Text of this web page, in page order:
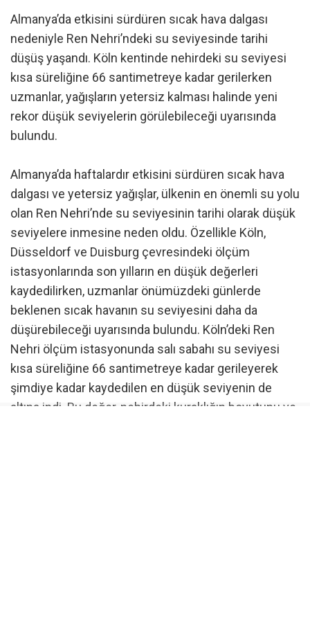
Almanya’da etkisini sürdüren sıcak hava dalgası
nedeniyle Ren Nehri’ndeki su seviyesinde tarihi
düşüş yaşandı. Köln kentinde nehirdeki su seviyesi
kısa süreliğine 66 santimetreye kadar gerilerken
uzmanlar, yağışların yetersiz kalması halinde yeni
rekor düşük seviyelerin görülebileceği uyarısında
bulundu.
Almanya’da haftalardır etkisini sürdüren sıcak hava
dalgası ve yetersiz yağışlar, ülkenin en önemli su yolu
olan Ren Nehri’nde su seviyesinin tarihi olarak düşük
seviyelere inmesine neden oldu. Özellikle Köln,
Düsseldorf ve Duisburg çevresindeki ölçüm
istasyonlarında son yılların en düşük değerleri
kaydedilirken, uzmanlar önümüzdeki günlerde
beklenen sıcak havanın su seviyesini daha da
düşürebileceği uyarısında bulundu. Köln’deki Ren
Nehri ölçüm istasyonunda salı sabahı su seviyesi
kısa süreliğine 66 santimetreye kadar gerileyerek
şimdiye kadar kaydedilen en düşük seviyenin de
altına indi. Bu değer, nehirdeki kuraklığın boyutunu ve